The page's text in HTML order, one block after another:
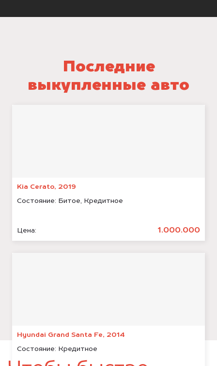
Последние
выкупленные авто
Kia Cerato, 2019
Состояние: Битое, Кредитное
Цена: 1.000.000
Hyundai Grand Santa Fe, 2014
Состояние: Кредитное